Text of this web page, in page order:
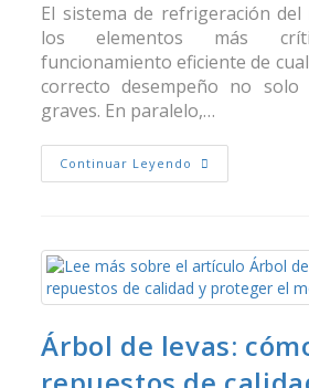
El sistema de refrigeración
los elementos más
funcionamiento eficiente de
correcto desempeño no solo
graves. En paralelo,…
Continuar Leyendo
Árbol de levas: